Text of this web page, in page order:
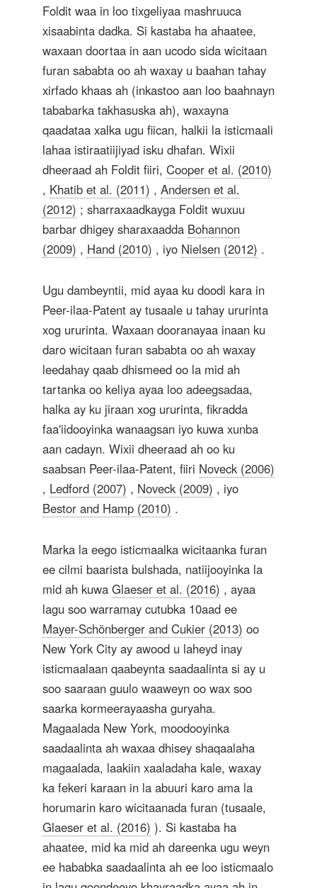
Foldit waa in loo tixgeliyaa mashruuca
xisaabinta dadka. Si kastaba ha ahaatee,
waxaan doortaa in aan ucodo sida wicitaan
furan sababta oo ah waxay u baahan tahay
xirfado khaas ah (inkastoo aan loo baahnayn
tababarka takhasuska ah), waxayna
qaadataa xalka ugu fiican, halkii la isticmaali
lahaa istiraatiijiyad isku dhafan. Wixii
dheeraad ah Foldit fiiri, Cooper et al. (2010)
, Khatib et al. (2011) , Andersen et al.
(2012) ; sharraxaadkayga Foldit wuxuu
barbar dhigey sharaxaadda Bohannon
(2009) , Hand (2010) , iyo Nielsen (2012) .
Ugu dambeyntii, mid ayaa ku doodi kara in
Peer-ilaa-Patent ay tusaale u tahay ururinta
xog ururinta. Waxaan dooranayaa inaan ku
daro wicitaan furan sababta oo ah waxay
leedahay qaab dhismeed oo la mid ah
tartanka oo keliya ayaa loo adeegsadaa,
halka ay ku jiraan xog ururinta, fikradda
faa'iidooyinka wanaagsan iyo kuwa xunba
aan cadayn. Wixii dheeraad ah oo ku
saabsan Peer-ilaa-Patent, fiiri Noveck (2006)
, Ledford (2007) , Noveck (2009) , iyo
Bestor and Hamp (2010) .
Marka la eego isticmaalka wicitaanka furan
ee cilmi baarista bulshada, natiijooyinka la
mid ah kuwa Glaeser et al. (2016) , ayaa
lagu soo warramay cutubka 10aad ee
Mayer-Schönberger and Cukier (2013) oo
New York City ay awood u laheyd inay
isticmaalaan qaabeynta saadaalinta si ay u
soo saaraan guulo waaweyn oo wax soo
saarka kormeerayaasha guryaha.
Magaalada New York, moodooyinka
saadaalinta ah waxaa dhisey shaqaalaha
magaalada, laakiin xaaladaha kale, waxay
ka fekeri karaan in la abuuri karo ama la
horumarin karo wicitaanada furan (tusaale,
Glaeser et al. (2016) ). Si kastaba ha
ahaatee, mid ka mid ah dareenka ugu weyn
ee hababka saadaalinta ah ee loo isticmaalo